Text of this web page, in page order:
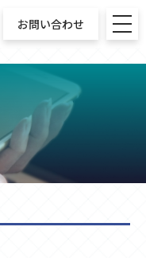
お問い合わせ